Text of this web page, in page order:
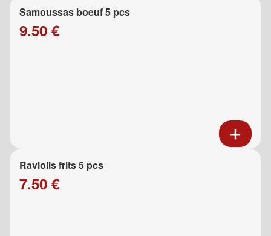
Samoussas boeuf 5 pcs
9.50 €
Raviolis frits 5 pcs
7.50 €